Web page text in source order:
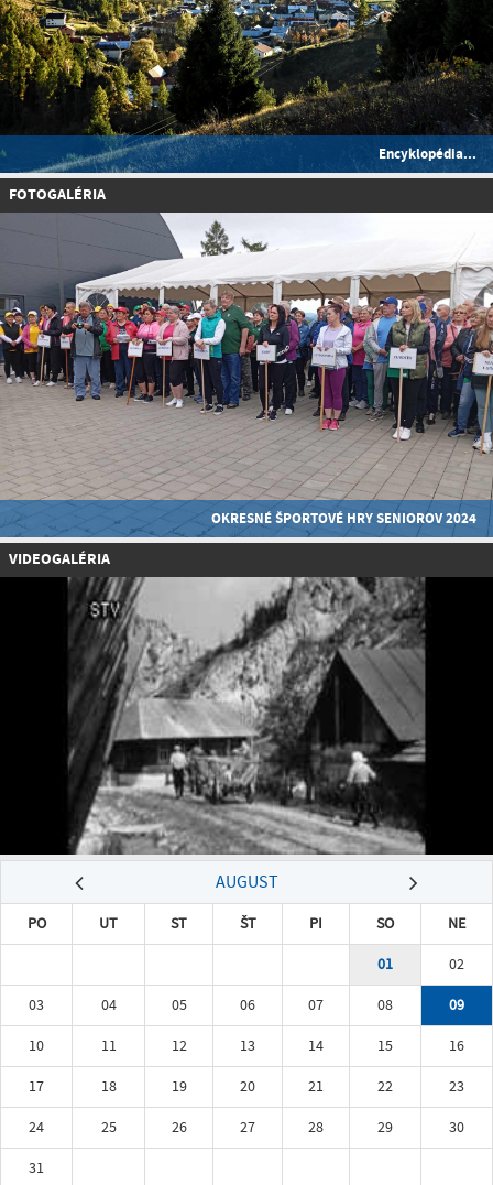
Encyklopédia...
FOTOGALÉRIA
OKRESNÉ ŠPORTOVÉ HRY SENIOROV 2024
VIDEOGALÉRIA
AUGUST
PO UT ST ŠT PI SO
NE
01
02
03
04 05 06 07 08
09
10
11 12 13 14 15
16
17
18 19 20 21 22
23
24
25 26 27 28 29
30
31